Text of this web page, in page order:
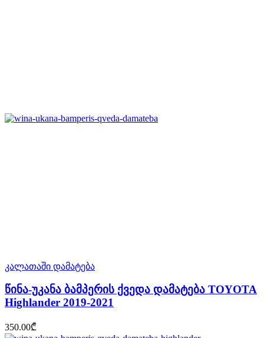
კალათაში დამატება
წინა-უკანა ბამპერის ქვედა დამატება TOYOTA
Highlander 2019-2021
350.00₾